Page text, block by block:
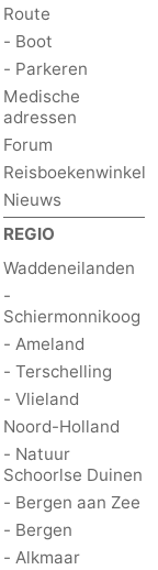
Route
- Boot
- Parkeren
Medische
adressen
Forum
Reisboekenwinkel
Nieuws
REGIO
Waddeneilanden
-
Schiermonnikoog
- Ameland
- Terschelling
- Vlieland
Noord-Holland
- Natuur
Schoorlse Duinen
- Bergen aan Zee
- Bergen
- Alkmaar